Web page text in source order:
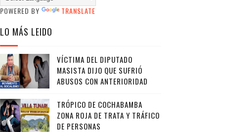
POWERED BY TRANSLATE
LO MÁS LEIDO
VÍCTIMA DEL DIPUTADO
MASISTA DIJO QUE SUFRIÓ
ABUSOS CON ANTERIORIDAD
TRÓPICO DE COCHABAMBA
ZONA ROJA DE TRATA Y TRÁFICO
DE PERSONAS